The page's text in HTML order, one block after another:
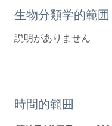
生物分類学的範囲
説明がありません
時間的範囲